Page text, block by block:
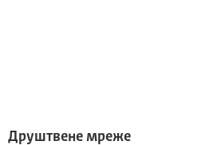
Друштвене мреже